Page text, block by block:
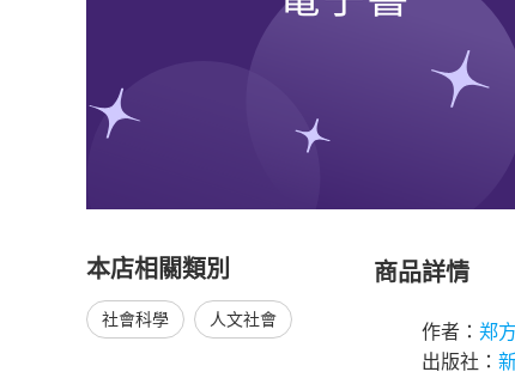
本店相關類別
社會科學 人文社會
商品詳情
作者： 郑
出版社：